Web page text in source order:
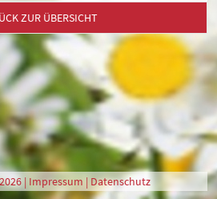
ZUR ÜBERSICHT
| Impressum | Datenschutz